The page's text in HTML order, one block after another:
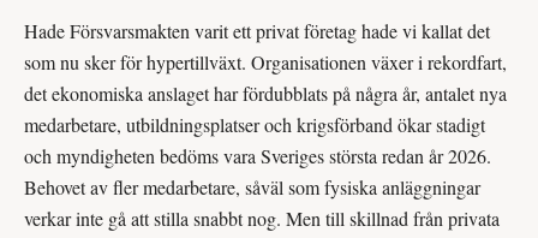
Hade Försvarsmakten varit ett privat företag hade vi kallat det
som nu sker för hypertillväxt. Organisationen växer i rekordfart,
det ekonomiska anslaget har fördubblats på några år, antalet nya
medarbetare, utbildningsplatser och krigsförband ökar stadigt
och myndigheten bedöms vara Sveriges största redan år 2026.
Behovet av fler medarbetare, såväl som fysiska anläggningar
verkar inte gå att stilla snabbt nog. Men till skillnad från privata